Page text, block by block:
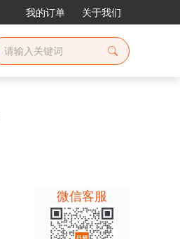
我的订单 关于我们
微信客服